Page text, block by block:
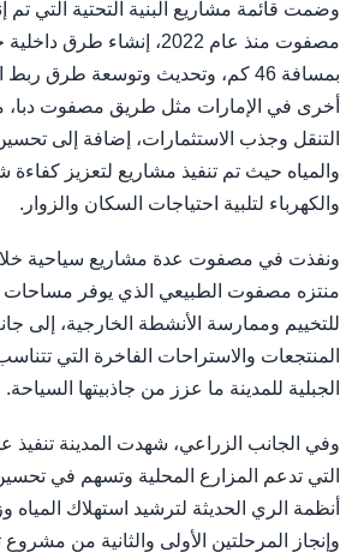
وضمت قائمة مشاريع البنية التحتية التي تم
مصفوت منذ عام 2022، إنشاء طرق
بمسافة 46 كم، وتحديث وتوسعة طرق
أخرى في الإمارات مثل طريق مصفوت
التنقل وجذب الاستثمارات، إضافة إلى
والمياه حيث تم تنفيذ مشاريع لتعزيز كفاءة
والكهرباء لتلبية احتياجات السكان والزوار.
ونفذت في مصفوت عدة مشاريع سياحية خلال
منتزه مصفوت الطبيعي الذي يوفر
للتخييم وممارسة الأنشطة الخارجية، إلى
المنتجعات والاستراحات الفاخرة التي
الجبلية للمدينة ما عزز من جاذبيتها السياحة.
وفي الجانب الزراعي، شهدت المدينة تنفيذ
التي تدعم المزارع المحلية وتسهم في تحسين
أنظمة الري الحديثة لترشيد استهلاك المياه
وإنجاز المرحلتين الأولى والثانية من